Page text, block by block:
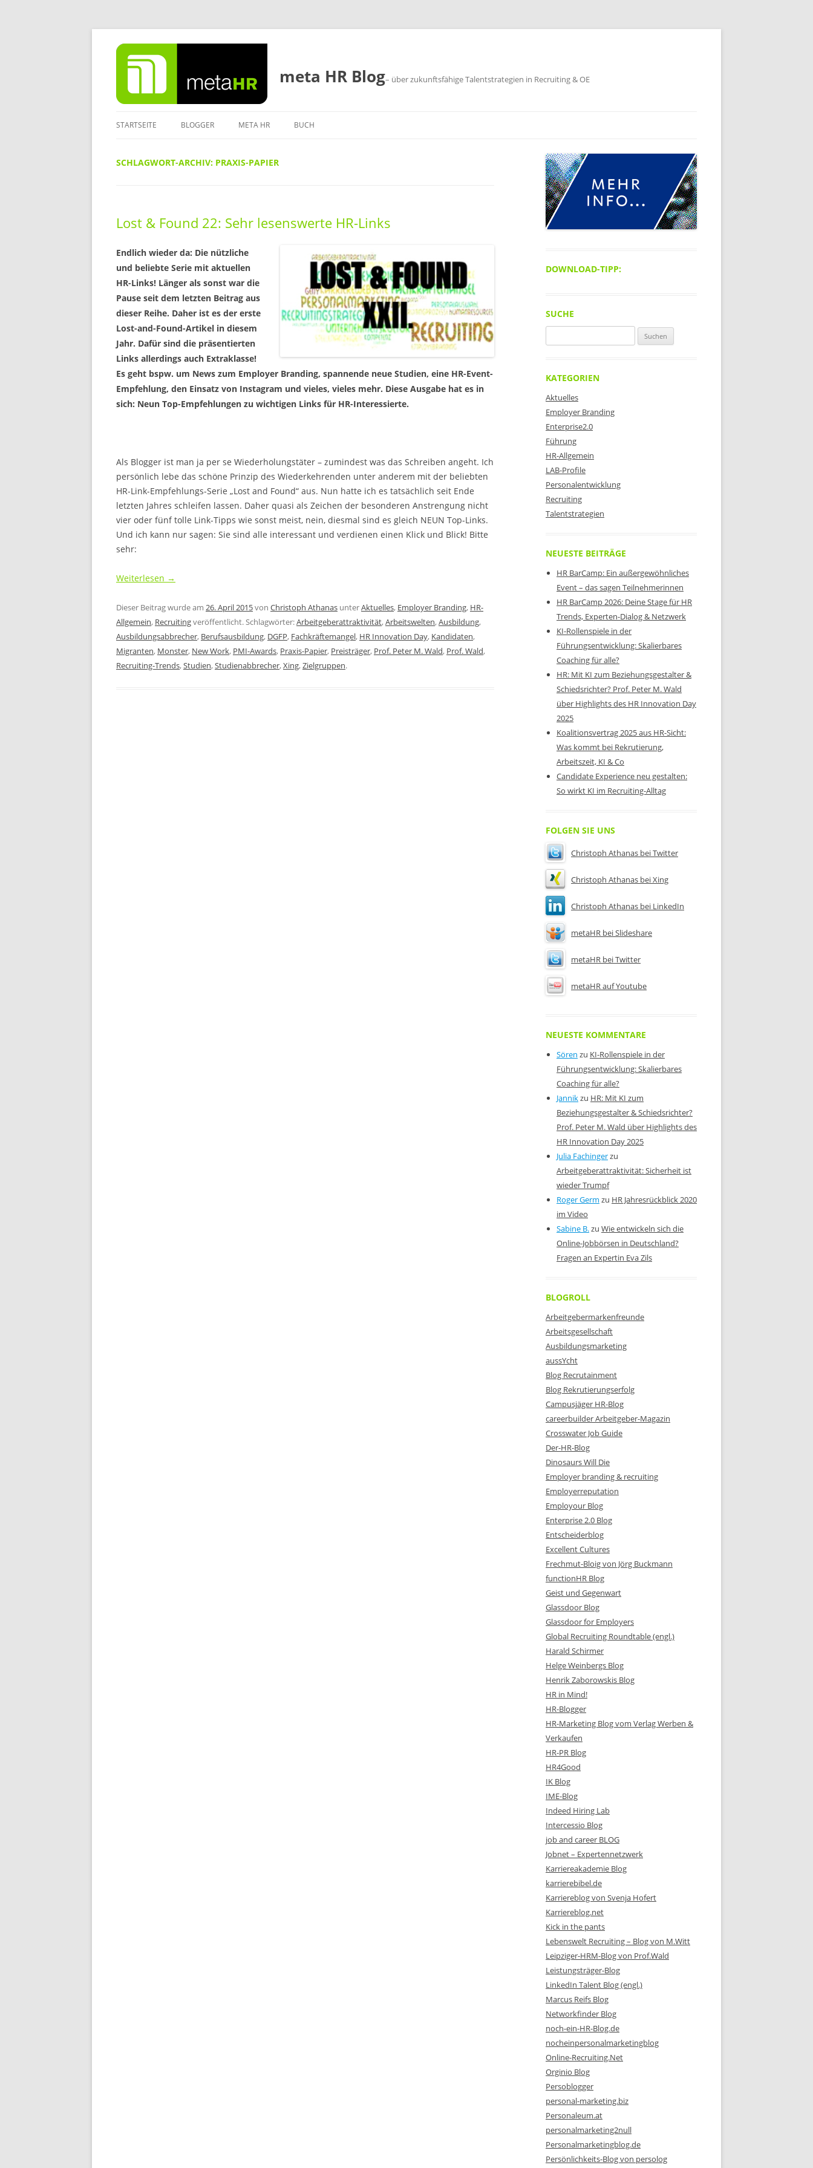
Zum
Inhalt
springen
meta HR Blog– über zukunftsfähige Talentstrategien in Recruiting & OE
STARTSEITE BLOGGER META HR BUCH
SCHLAGWORT-ARCHIV: PRAXIS-PAPIER
Lost & Found 22: Sehr lesenswerte HR-Links
Endlich wieder da: Die nützliche
und beliebte Serie mit aktuellen
HR-Links! Länger als sonst war die
Pause seit dem letzten Beitrag aus
dieser Reihe. Daher ist es der erste
Lost-and-Found-Artikel in diesem
Jahr. Dafür sind die präsentierten
Links allerdings auch Extraklasse!
Es geht bspw. um News zum Employer Branding, spannende neue Studien, eine HR-Event-
Empfehlung, den Einsatz von Instagram und vieles, vieles mehr. Diese Ausgabe hat es in
sich: Neun Top-Empfehlungen zu wichtigen Links für HR-Interessierte.
Als Blogger ist man ja per se Wiederholungstäter – zumindest was das Schreiben angeht. Ich
persönlich lebe das schöne Prinzip des Wiederkehrenden unter anderem mit der beliebten
HR-Link-Empfehlungs-Serie „Lost and Found“ aus. Nun hatte ich es tatsächlich seit Ende
letzten Jahres schleifen lassen. Daher quasi als Zeichen der besonderen Anstrengung nicht
vier oder fünf tolle Link-Tipps wie sonst meist, nein, diesmal sind es gleich NEUN Top-Links.
Und ich kann nur sagen: Sie sind alle interessant und verdienen einen Klick und Blick! Bitte
sehr:
Weiterlesen →
Dieser Beitrag wurde am 26. April 2015von Christoph Athanas unterAktuelles, Employer Branding, HR-
Allgemein, Recruitingveröffentlicht. Schlagwörter:Arbeitgeberattraktivität,Arbeitswelten,Ausbildung,
Ausbildungsabbrecher, Berufsausbildung, DGFP, Fachkräftemangel, HR Innovation Day, Kandidaten,
Migranten, Monster, New Work, PMI-Awards, Praxis-Papier, Preisträger, Prof. Peter M. Wald, Prof. Wald,
Recruiting-Trends,Studien,Studienabbrecher,Xing,Zielgruppen.
DOWNLOAD-TIPP:
SUCHE
nach:
KATEGORIEN
Aktuelles
Employer Branding
Enterprise2.0
Führung
HR-Allgemein
LAB-Profile
Personalentwicklung
Recruiting
Talentstrategien
NEUESTE BEITRÄGE
HR BarCamp: Ein außergewöhnliches
Event – das sagen Teilnehmerinnen
HR BarCamp 2026: Deine Stage für HR
Trends, Experten-Dialog & Netzwerk
KI-Rollenspiele in der
Führungsentwicklung: Skalierbares
Coaching für alle?
HR: Mit KI zum Beziehungsgestalter &
Schiedsrichter? Prof. Peter M. Wald
über Highlights des HR Innovation Day
2025
Koalitionsvertrag 2025 aus HR-Sicht:
Was kommt bei Rekrutierung,
Arbeitszeit, KI & Co
Candidate Experience neu gestalten:
So wirkt KI im Recruiting-Alltag
FOLGEN SIE UNS
Christoph Athanas bei Twitter
Christoph Athanas bei Xing
Christoph Athanas bei LinkedIn
metaHR bei Slideshare
metaHR bei Twitter
metaHR auf Youtube
NEUESTE KOMMENTARE
Sören zu KI-Rollenspiele in der
Führungsentwicklung: Skalierbares
Coaching für alle?
Jannikzu HR: Mit KI zum
Beziehungsgestalter & Schiedsrichter?
Prof. Peter M. Wald über Highlights des
HR Innovation Day 2025
Julia Fachingerzu
Arbeitgeberattraktivität: Sicherheit ist
wieder Trumpf
Roger Germ zu HR Jahresrückblick 2020
im Video
Sabine B.zu Wie entwickeln sich die
Online-Jobbörsen in Deutschland?
Fragen an Expertin Eva Zils
BLOGROLL
Arbeitgebermarkenfreunde
Arbeitsgesellschaft
Ausbildungsmarketing
aussYcht
Blog Recrutainment
Blog Rekrutierungserfolg
Campusjäger HR-Blog
careerbuilder Arbeitgeber-Magazin
Crosswater Job Guide
Der-HR-Blog
Dinosaurs Will Die
Employer branding & recruiting
Employerreputation
Employour Blog
Enterprise 2.0 Blog
Entscheiderblog
Excellent Cultures
Frechmut-Bloig von Jörg Buckmann
functionHR Blog
Geist und Gegenwart
Glassdoor Blog
Glassdoor for Employers
Global Recruiting Roundtable (engl.)
Harald Schirmer
Helge Weinbergs Blog
Henrik Zaborowskis Blog
HR in Mind!
HR-Blogger
HR-Marketing Blog vom Verlag Werben &
Verkaufen
HR-PR Blog
HR4Good
IK Blog
IME-Blog
Indeed Hiring Lab
Intercessio Blog
job and career BLOG
Jobnet – Expertennetzwerk
Karriereakademie Blog
karrierebibel.de
Karriereblog von Svenja Hofert
Karriereblog.net
Kick in the pants
Lebenswelt Recruiting – Blog von M.Witt
Leipziger-HRM-Blog von Prof.Wald
Leistungsträger-Blog
LinkedIn Talent Blog (engl.)
Marcus Reifs Blog
Networkfinder Blog
noch-ein-HR-Blog.de
nocheinpersonalmarketingblog
Online-Recruiting.Net
Orginio Blog
Persoblogger
personal-marketing.biz
Personaleum.at
personalmarketing2null
Personalmarketingblog.de
Persönlichkeits-Blog von persolog